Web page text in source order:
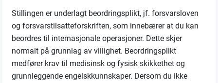
Stillingen er underlagt beordringsplikt, jf. forsvarsloven
og forsvarstilsatteforskriften, som innebærer at du kan
beordres til internasjonale operasjoner. Dette skjer
normalt på grunnlag av villighet. Beordringsplikt
medfører krav til medisinsk og fysisk skikkethet og
grunnleggende engelskkunnskaper. Dersom du ikke